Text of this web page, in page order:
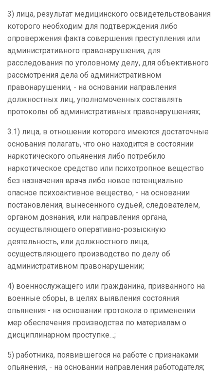
3) лица, результат медицинского освидетельствования
которого необходим для подтверждения либо
опровержения факта совершения преступления или
административного правонарушения, для
расследования по уголовному делу, для объективного
рассмотрения дела об административном
правонарушении, - на основании направления
должностных лиц, уполномоченных составлять
протоколы об административных правонарушениях;
3.1) лица, в отношении которого имеются достаточные
основания полагать, что оно находится в состоянии
наркотического опьянения либо потребило
наркотическое средство или психотропное вещество
без назначения врача либо новое потенциально
опасное психоактивное вещество, - на основании
постановления, вынесенного судьей, следователем,
органом дознания, или направления органа,
осуществляющего оперативно-розыскную
деятельность, или должностного лица,
осуществляющего производство по делу об
административном правонарушении;
4) военнослужащего или гражданина, призванного на
военные сборы, в целях выявления состояния
опьянения - на основании протокола о применении
мер обеспечения производства по материалам о
дисциплинарном проступке…;
5) работника, появившегося на работе с признаками
опьянения, - на основании направления работодателя;